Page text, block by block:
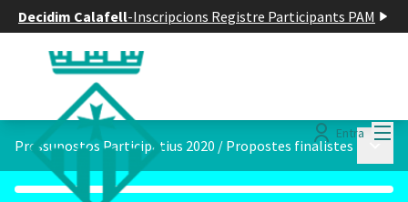
Decidim Calafell-Inscripcions Registre Participants PAM
Entra
Pressupostos Participatius 2020 / Propostes finalistes